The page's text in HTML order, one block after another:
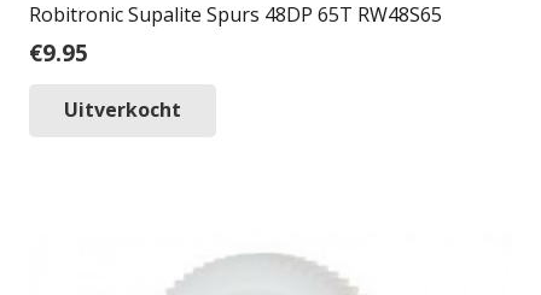
Robitronic Supalite Spurs 48DP 65T RW48S65
€9.95
Uitverkocht